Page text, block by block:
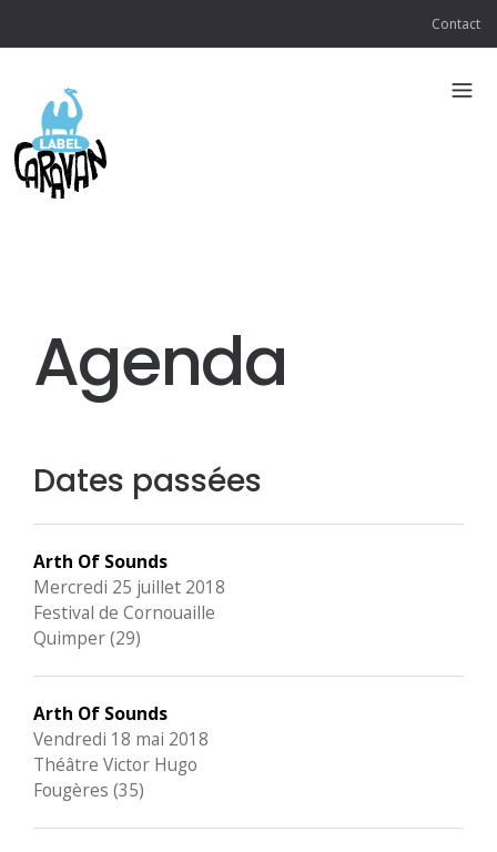
Contact
Agenda
Dates passées
Arth Of Sounds
Mercredi 25 juillet 2018
Festival de Cornouaille
Quimper (29)
Arth Of Sounds
Vendredi 18 mai 2018
Théâtre Victor Hugo
Fougères (35)